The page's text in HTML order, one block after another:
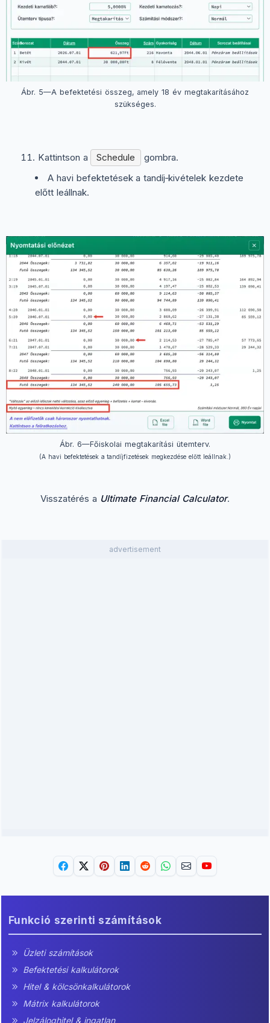
Ábr. 5—A befektetési összeg, amely 18 év megtakarításához
szükséges.
Kattintson a Schedule
gombra.
A havi befektetések a tandíj‑kivételek kezdete
előtt leállnak.
Ábr. 6—Főiskolai megtakarítási ütemterv.
(A havi befektetések a tandíjfizetések megkezdése előtt leállnak.)
Visszatérés a Ultimate Financial Calculator.
advertisement
Funkció szerinti számítások
Üzleti számítások
Befektetési kalkulátorok
Hitel & kölcsönkalkulátorok
Mátrix kalkulátorok
Jelzáloghitel & ingatlan